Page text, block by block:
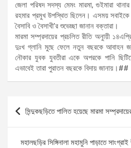
জেলা পরিষদ সদস্য মেমং মারমা, গুইমারা
রহমার প্রমুখ উপস্থিত ছিলেন। এসময় সবাইকে
বৈসাবি ও বৈসাখী’র শুভেচ্ছা জানান বক্তারা।
মারমা সম্প্রদায়ের প্রচলিত রীতি অনুায়ী
দুঃখ গ্লানি মুছে ফেলে নতুন বছরকে আবাহন
নৌকার যুবক যুবতীরা একে অপরকে পানি
এভাবেই তারা পুরাতন বছরকে বিদায় জানায়।##
Post
navigation
সিন্দুকছড়িতে পালিত হয়েছে মারমা
মহালছড়ির সিঙ্গিনালা মহামুনি পাড়াতে